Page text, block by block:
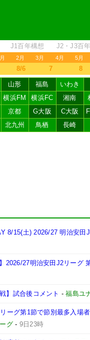
J1百年構想 J2・J3百
2月 3月 4月 5月
8/6 7 8
山形 福島
いわき
横浜FM 横浜FC 湘南
京都 G大阪 C大阪
北九州 鳥栖 長崎
8/15(土) 2026/27 明治安
】2026/27明治安田J2リーグ
】試合後コメント -福島ユ
ーグ第1節で節別最多入場
グ - 9日23時